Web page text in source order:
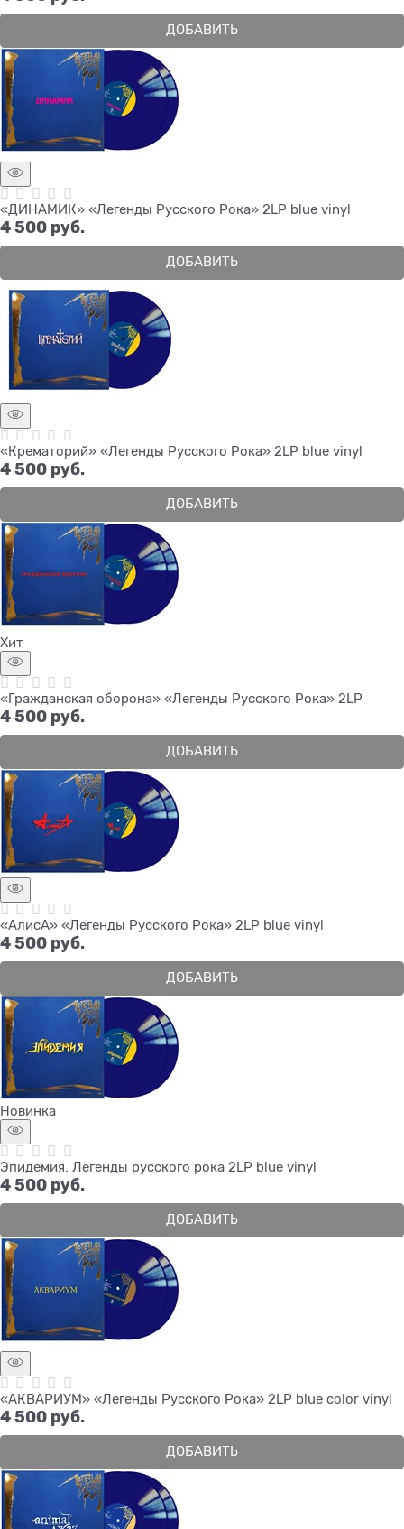
ДОБАВИТЬ
«ДИНАМИК» «Легенды Русского Рока» 2LP blue vinyl
4 500 руб.
ДОБАВИТЬ
«Крематорий» «Легенды Русского Рока» 2LP blue vinyl
4 500 руб.
ДОБАВИТЬ
Хит
«Гражданская оборона» «Легенды Русского Рока» 2LP
4 500 руб.
ДОБАВИТЬ
«АлисА» «Легенды Русского Рока» 2LP blue vinyl
4 500 руб.
ДОБАВИТЬ
Новинка
Эпидемия. Легенды русского рока 2LP blue vinyl
4 500 руб.
ДОБАВИТЬ
«АКВАРИУМ» «Легенды Русского Рока» 2LP blue color vinyl
4 500 руб.
ДОБАВИТЬ